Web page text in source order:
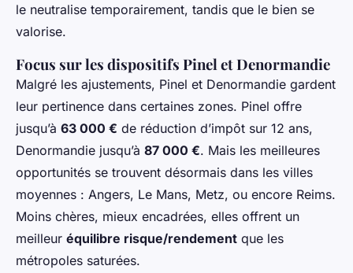
le neutralise temporairement, tandis que le bien se
valorise.
Focus sur les dispositifs Pinel et Denormandie
Malgré les ajustements, Pinel et Denormandie gardent
leur pertinence dans certaines zones. Pinel offre
jusqu’à 63 000 € de réduction d’impôt sur 12 ans,
Denormandie jusqu’à 87 000 €. Mais les meilleures
opportunités se trouvent désormais dans les villes
moyennes : Angers, Le Mans, Metz, ou encore Reims.
Moins chères, mieux encadrées, elles offrent un
meilleur équilibre risque/rendement que les
métropoles saturées.